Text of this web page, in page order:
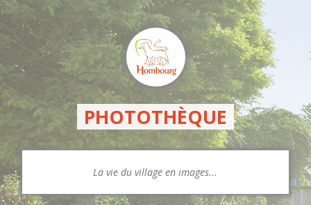
PHOTOTHÈQUE
La vie du village en images...